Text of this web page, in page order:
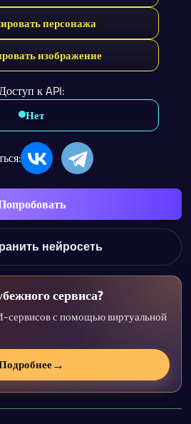
персонажа
изображение
к API:
Нет
нейросеть
сервиса?
с помощью виртуальной
→